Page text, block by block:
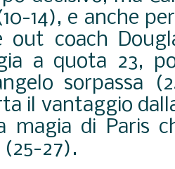
14), e anche
out coach
a quota 23,
sorpassa
il vantaggio
magia di Paris
(25-27).